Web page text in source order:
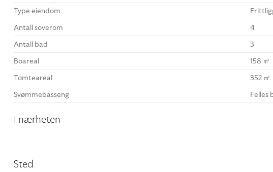
Type eiendom
Antall soverom
4
Antall bad
3
Boareal
158 ㎡
Tomteareal
352 ㎡
Svømmebasseng
Felles
I nærheten
Sted